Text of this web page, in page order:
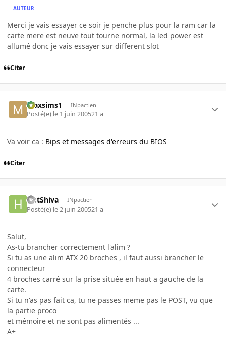
AUTEUR
Merci je vais essayer ce soir je penche plus pour la ram car la
carte mere est neuve tout tourne normal, la led power est
allumé donc je vais essayer sur different slot
Citer
maxsims1 INpactien
Posté(e) le 1 juin 200521 a
Va voir ca : Bips et messages d'erreurs du BIOS
Citer
HotShiva INpactien
Posté(e) le 2 juin 200521 a
Salut,
As-tu brancher correctement l'alim ?
Si tu as une alim ATX 20 broches , il faut aussi brancher le
connecteur
4 broches carré sur la prise située en haut a gauche de la
carte.
Si tu n'as pas fait ca, tu ne passes meme pas le POST, vu que
la partie proco
et mémoire et ne sont pas alimentés ...
A+